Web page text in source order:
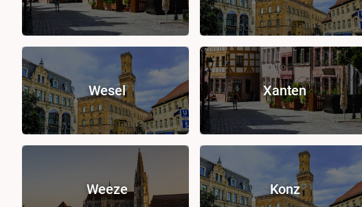
Wesel Xanten
Weeze Konz